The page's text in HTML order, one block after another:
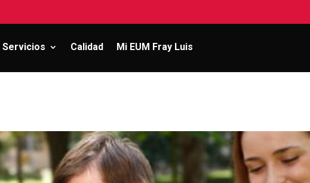
Servicios Calidad Mi EUM Fray Luis